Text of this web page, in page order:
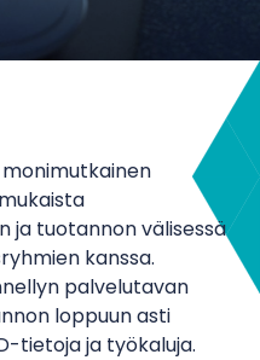
ja tuotannon välisessä
kanssa.
palvelutavan
loppuun asti
tietoja ja työkaluja.